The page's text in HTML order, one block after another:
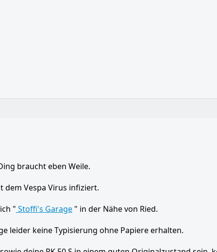
braucht eben Weile.
dem Vespa Virus infiziert.
" Stoffi's Garage " in der Nähe von Ried.
leider keine Typisierung ohne Papiere erhalten.